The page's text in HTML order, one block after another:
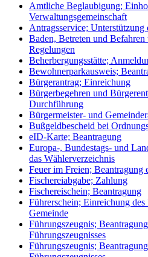
Amtliche Beglaubigung;
Verwaltungsgemeinschaft
Antragsservice; Unterstützung
Baden, Betreten und
Regelungen
Beherbergungsstätte;
Bewohnerparkausweis;
Bürgerantrag; Einreichung
Bürgerbegehren und
Durchführung
Bürgermeister- und
Bußgeldbescheid bei
eID-Karte; Beantragung
Europa-, Bundestags- und
das Wählerverzeichnis
Feuer im Freien; Beantragung
Fischereiabgabe; Zahlung
Fischereischein; Beantragung
Führerschein; Einreichung
Gemeinde
Führungszeugnis;
Führungszeugnisses
Führungszeugnis;